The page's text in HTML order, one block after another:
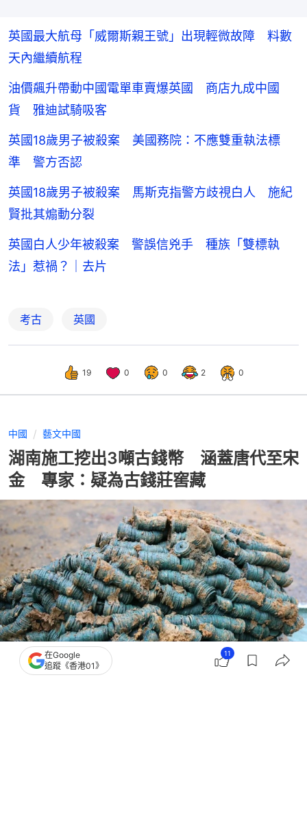
英國最大航母「威爾斯親王號」出現輕微故障 料數
天內繼續航程
油價飆升帶動中國電單車賣爆英國 商店九成中國
貨 雅迪試騎吸客
英國18歲男子被殺案 美國務院：不應雙重執法標
準 警方否認
英國18歲男子被殺案 馬斯克指警方歧視白人 施紀
賢批其煽動分裂
英國白人少年被殺案 警誤信兇手 種族「雙標執
法」惹禍？｜去片
考古 英國
19 0 0 2 0
中國 藝文中國
湖南施工挖出3噸古錢幣 涵蓋唐代至宋
金 專家：疑為古錢莊窖藏
撰文：羊城晚報
在Google
追蹤《香港01》
11